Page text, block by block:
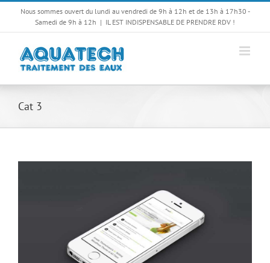
Passer
contenu
Nous sommes ouvert du lundi au vendredi de 9h à 12h et de 13h à 17h30 -
Samedi de 9h à 12h | IL EST INDISPENSABLE DE PRENDRE RDV !
Cat 3